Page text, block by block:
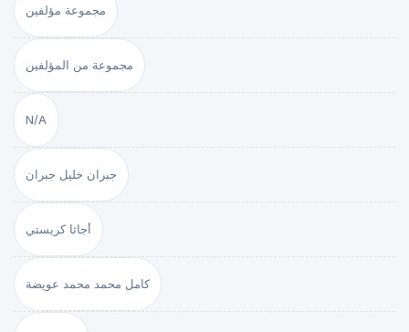
مجموعة مؤلفين
مجموعة من المؤلفين
N/A
جبران خليل جبران
أجاثا كريستي
كامل محمد محمد عويضة